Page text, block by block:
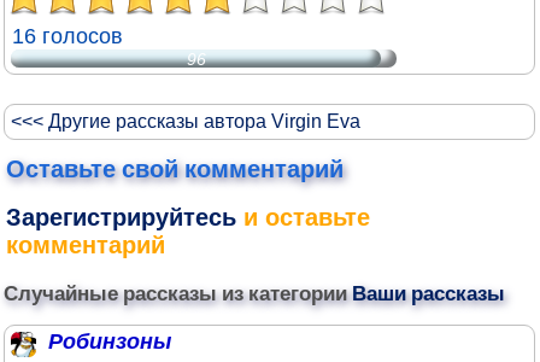
16 голосов
96
<<< Другие рассказы автора Virgin Eva
Оставьте свой комментарий
Зарегистрируйтесь и оставьте
комментарий
Случайные рассказы из категорииВаши рассказы
Робинзоны